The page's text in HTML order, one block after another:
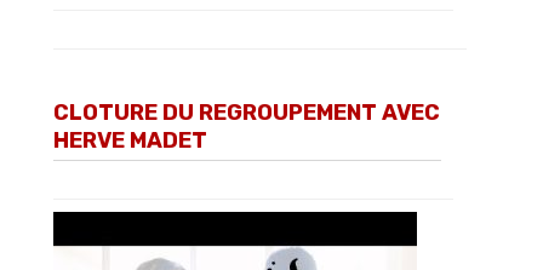
CLOTURE DU REGROUPEMENT AVEC
HERVE MADET